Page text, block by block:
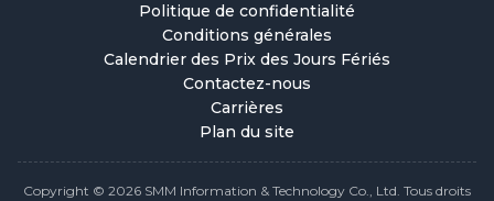
Politique de confidentialité
Conditions générales
Calendrier des Prix des Jours Fériés
Contactez-nous
Carrières
Plan du site
Copyright © 2026 SMM Information & Technology Co., Ltd. Tous droits